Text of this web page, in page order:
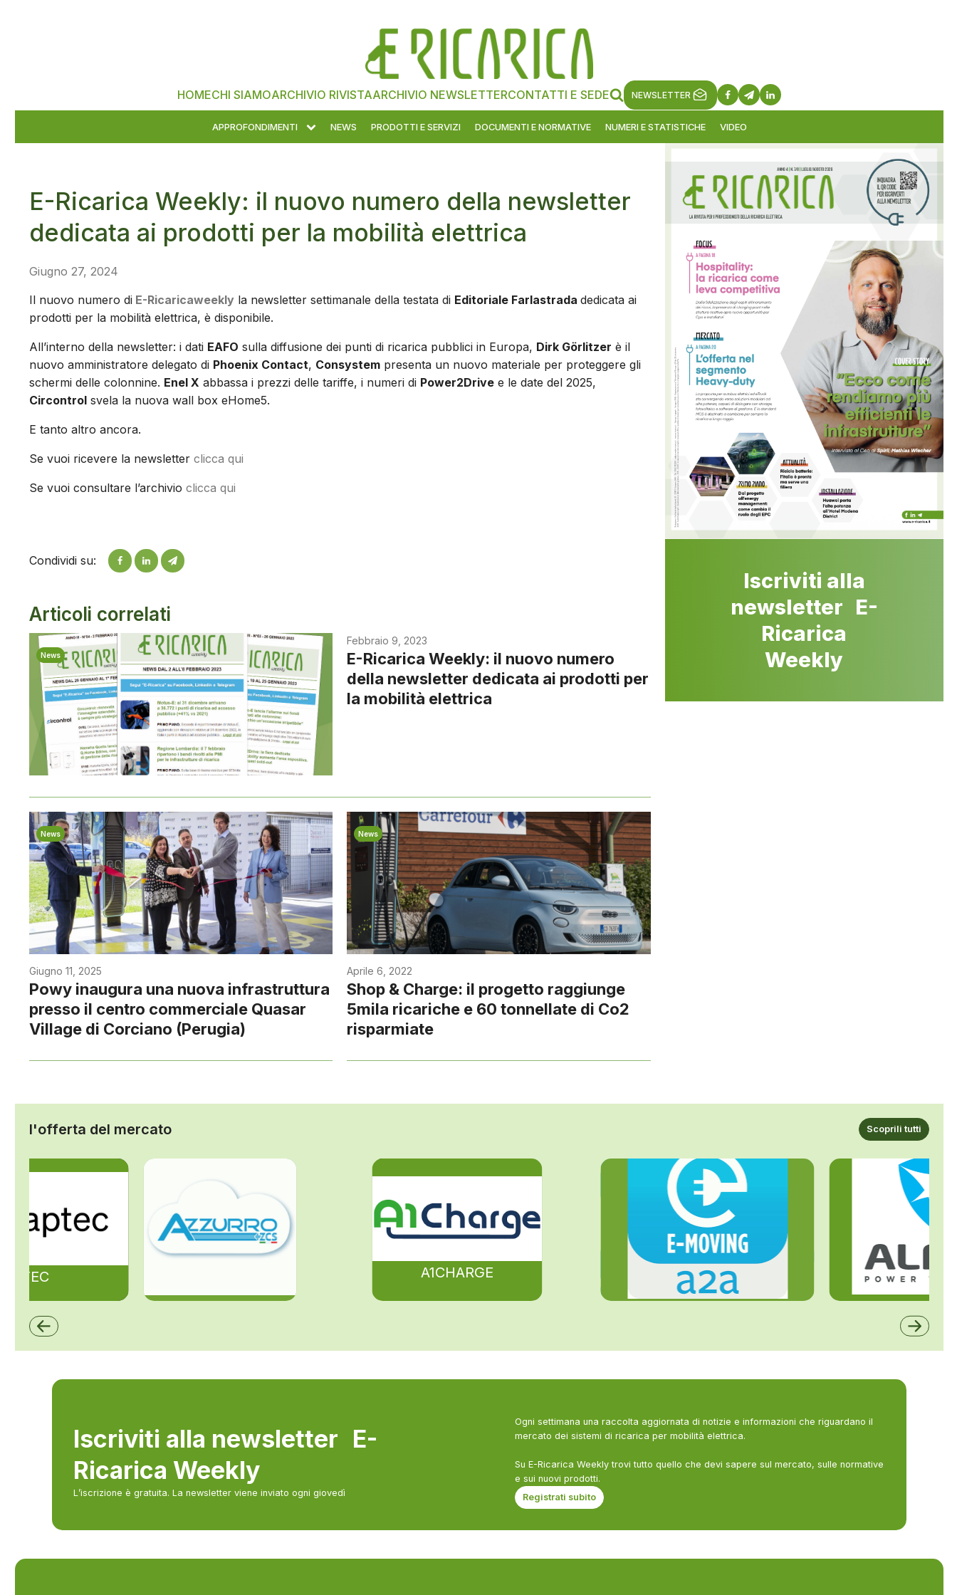
HOMECHI SIAMOARCHIVIO RIVISTAARCHIVIO NEWSLETTERCONTATTI E SEDE NEWSLETTER
APPROFONDIMENTI NEWS PRODOTTI E SERVIZI DOCUMENTI E NORMATIVE NUMERI E STATISTICHE VIDEO
E-Ricarica Weekly: il nuovo numero della newsletter
dedicata ai prodotti per la mobilità elettrica
Giugno 27, 2024
Il nuovo numero di E-Ricaricaweekly la newsletter settimanale della testata di Editoriale Farlastrada dedicata ai
prodotti per la mobilità elettrica, è disponibile.
All’interno della newsletter: i dati EAFO sulla diffusione dei punti di ricarica pubblici in Europa, Dirk Görlitzer è il
nuovo amministratore delegato di Phoenix Contact, Consystem presenta un nuovo materiale per proteggere gli
schermi delle colonnine. Enel X abbassa i prezzi delle tariffe, i numeri di Power2Drive e le date del 2025,
Circontrol svela la nuova wall box eHome5.
E tanto altro ancora.
Se vuoi ricevere la newsletter clicca qui
Se vuoi consultare l’archivio clicca qui
Condividi su:
Articoli correlati
News
Febbraio 9, 2023
E-Ricarica Weekly: il nuovo numero
della newsletter dedicata ai prodotti per
la mobilità elettrica
News
Giugno 11, 2025
Powy inaugura una nuova infrastruttura
presso il centro commerciale Quasar
Village di Corciano (Perugia)
News
Aprile 6, 2022
Shop & Charge: il progetto raggiunge
5mila ricariche e 60 tonnellate di Co2
risparmiate
Iscriviti alla
newsletter E-
Ricarica
Weekly
l'offerta del mercato Scoprili tutti
A1CHARGE
ZCS Azzurro
Iscriviti alla newsletter E-
Ricarica Weekly
L’iscrizione è gratuita. La newsletter viene inviato ogni giovedì
Ogni settimana una raccolta aggiornata di notizie e informazioni che riguardano il
mercato dei sistemi di ricarica per mobilità elettrica.
Su E-Ricarica Weekly trovi tutto quello che devi sapere sul mercato, sulle normative
e sui nuovi prodotti.
Registrati subito